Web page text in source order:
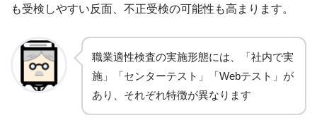
も受検しやすい反面、不正受検の可能性も高まります。
職業適性検査の実施形態には、「社内で実
施」「センターテスト」「Webテスト」が
あり、それぞれ特徴が異なります